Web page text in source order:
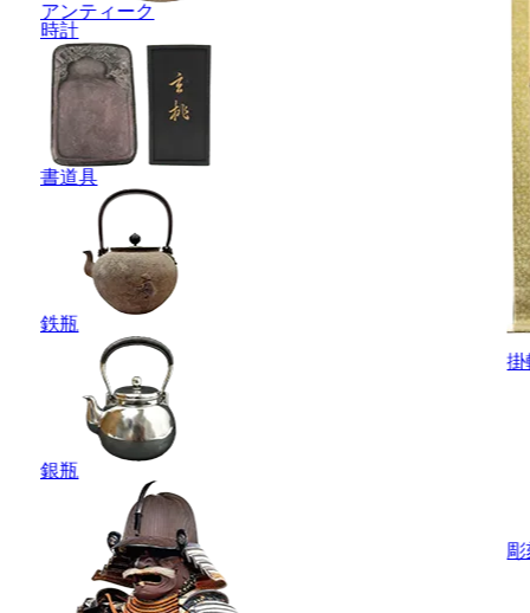
アンティーク
時計
書道具
鉄瓶
銀瓶
掛
彫